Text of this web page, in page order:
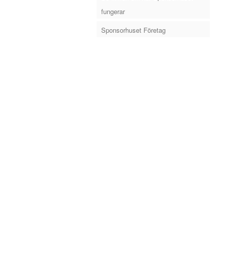
fungerar
Sponsorhuset Företag